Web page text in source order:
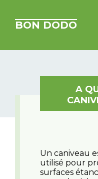
BON DODO
A
Un caniveau
utilisé pour
surfaces